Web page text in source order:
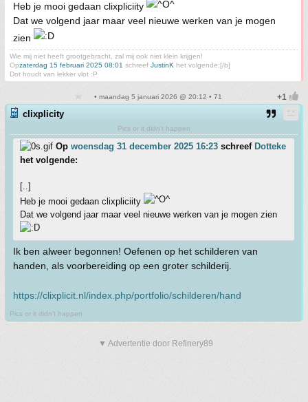
Heb je mooi gedaan clixpliciity
Dat we volgend jaar maar veel nieuwe werken van je mogen
zien
Wie mij niet heeft grootgebracht, zal mij ook niet klein krijgen!
Opzaterdag 15 februari 2025 08:01 schreef JustinK het volgende:[/b]
Dot houdt van lekker vlot :P
• maandag 5 januari 2026 @ 20:12 • 71
clixplicity
Pics or it didn't happen
Op woensdag 31 december 2025 16:23 schreef Dotteke
het volgende:
[..]
Heb je mooi gedaan clixpliciity
Dat we volgend jaar maar veel nieuwe werken van je mogen zien
Ik ben alweer begonnen! Oefenen op het schilderen van
handen, als voorbereiding op een groter schilderij.
https://clixplicit.nl/index.php/portfolio/schilderen/hand
Pics or it didn't happen
▼ Advertentie door Refinery89